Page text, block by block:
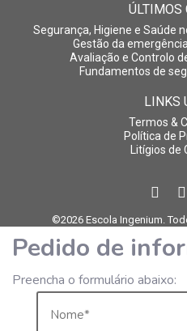
ÚLTIMOS
Segurança, Higiene e Saúde
Gestão da
Avaliação e Controlo
Fundamentos de
LINKS
Termos &
Política de
Litígios de
©2026 Escola Ingenium.
Pedido de
Preencha o formulário abaixo: